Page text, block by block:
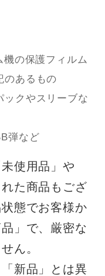
機の保護フィルム
のあるもの
ックやスリーブな
弾など
使用品」や
た商品もござ
態でお客様か
」で、厳密な
ん。
新品」とは異